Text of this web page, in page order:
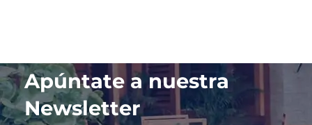
Apúntate a nuestra
Newsletter